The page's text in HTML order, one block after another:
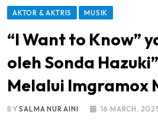
AKTOR & AKTRIS MUSIK
“I Want to Know”
oleh Sonda
Melalui Imgramox
BYSALMA NUR AINI 16 MARCH,